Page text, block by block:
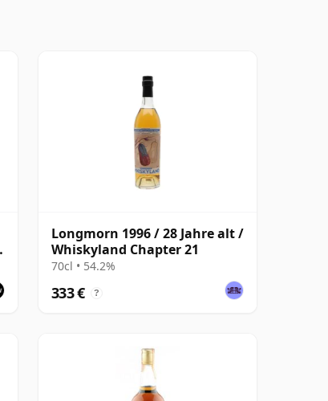
Longmorn 1996 / 28 Jahre alt /
Whiskyland Chapter 21
70cl • 54.2%
333 € ?